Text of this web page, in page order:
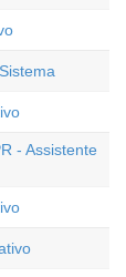
- Assistente